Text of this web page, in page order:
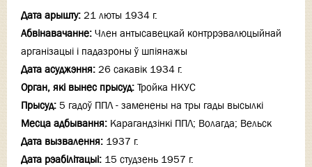
Дата арышту: 21 люты 1934 г.
Абвінавачанне: Член антысавецкай контррэвалюцыйнай
арганізацыі і падазроны ў шпіянажы
Дата асуджэння: 26 сакавiк 1934 г.
Орган, які вынес прысуд: Тройка НКУС
Прысуд: 5 гадоў ППЛ - заменены на тры гады высылкі
Месца адбывання: Карагандзінкі ППЛ; Волагда; Вельск
Дата вызвалення: 1937 г.
Дата рэабілітацыі: 15 студзень 1957 г.